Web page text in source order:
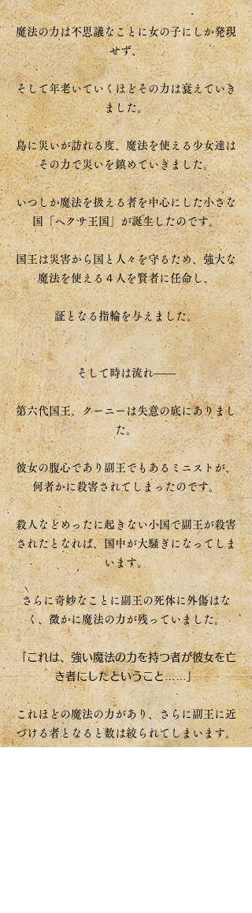
魔法の力は不思議なことに女の子にしか発現
せず、
そして年老いていくほどその力は衰えていき
ました。
島に災いが訪れる度、魔法を使える少女達は
その力で災いを鎮めていきました。
いつしか魔法を扱える者を中心にした小さな
国「ヘクサ王国」が誕生したのです。
国王は災害から国と人々を守るため、強大な
魔法を使える４人を賢者に任命し、
証となる指輪を与えました。
そして時は流れ――
第六代国王、クーニーは失意の底にありまし
た。
彼女の腹心であり副王でもあるミニストが、
何者かに殺害されてしまったのです。
殺人などめったに起きない小国で副王が殺害
されたとなれば、国中が大騒ぎになってしま
います。
さらに奇妙なことに副王の死体に外傷はな
く、微かに魔法の力が残っていました。
「これは、強い魔法の力を持つ者が彼女を亡
き者にしたということ……」
これほどの魔法の力があり、さらに副王に近
づける者となると数は絞られてしまいます。